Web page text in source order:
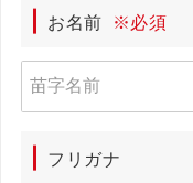
お名前 ※必須
フリガナ